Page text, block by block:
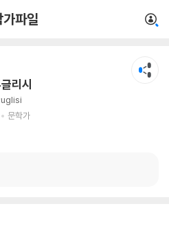
가파일
리시
문학가